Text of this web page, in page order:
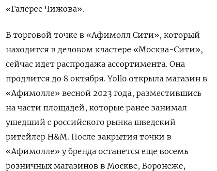
«Галерее Чижова».
В торговой точке в «Афимолл Сити», который
находится в деловом кластере «Москва-Сити»,
сейчас идет распродажа ассортимента. Она
продлится до 8 октября. Yollo открыла магазин в
«Афимолле» весной 2023 года, разместившись
на части площадей, которые ранее занимал
ушедший с российского рынка шведский
ритейлер H&M. После закрытия точки в
«Афимолле» у бренда останется еще восемь
розничных магазинов в Москве, Воронеже,